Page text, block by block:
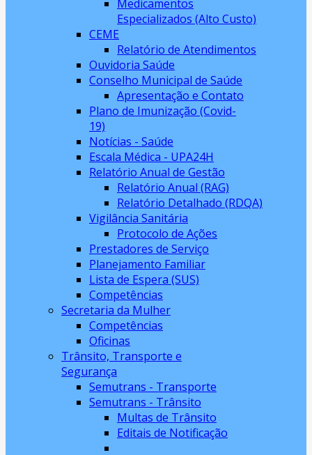
Medicamentos
Especializados (Alto Custo)
CEME
Relatório de Atendimentos
Ouvidoria Saúde
Conselho Municipal de Saúde
Apresentação e Contato
Plano de Imunização (Covid-
19)
Notícias - Saúde
Escala Médica - UPA24H
Relatório Anual de Gestão
Relatório Anual (RAG)
Relatório Detalhado (RDQA)
Vigilância Sanitária
Protocolo de Ações
Prestadores de Serviço
Planejamento Familiar
Lista de Espera (SUS)
Competências
Secretaria da Mulher
Competências
Oficinas
Trânsito, Transporte e
Segurança
Semutrans - Transporte
Semutrans - Trânsito
Multas de Trânsito
Editais de Notificação